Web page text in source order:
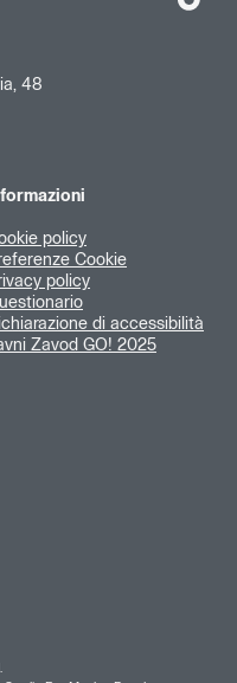
48
policy
Cookie
policy
di accessibilità
Zavod GO! 2025